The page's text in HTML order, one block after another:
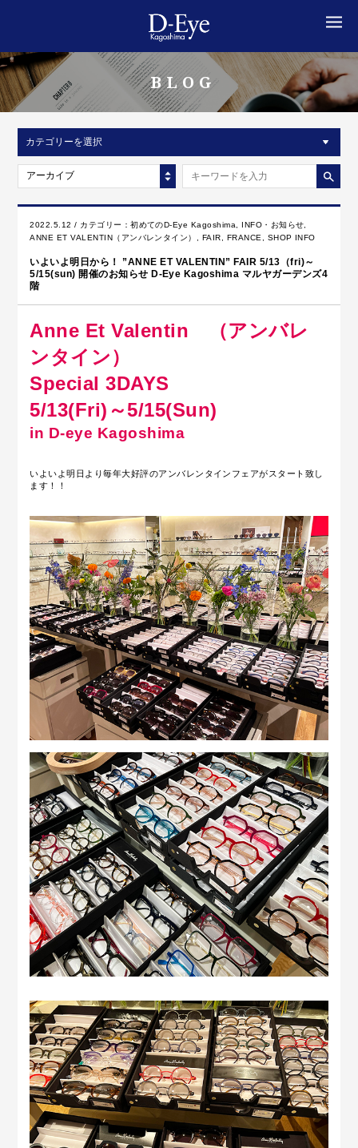
BLOG
カテゴリーを選択
アーカイブ
2022.5.12 / カテゴリー：初めてのD-Eye Kagoshima INFO・お知らせ
ANNE ET VALENTIN（アンバレンタイン）
FAIR FRANCE SHOP INFO
いよいよ明日から！ ”ANNE ET VALENTIN” FAIR 5/13（fri)～
5/15(sun) 開催のお知らせ D-Eye Kagoshima マルヤガーデンズ4
階
Anne Et Valentin （アンバレ
ンタイン）
Special 3DAYS
5/13(Fri)～5/15(Sun)
in D-eye Kagoshima
いよいよ明日より毎年大好評のアンバレンタインフェアがスタート致し
ます！！